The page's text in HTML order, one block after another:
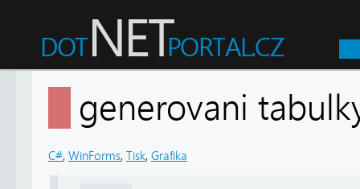
generovani
C#, WinForms, Tisk, Grafika